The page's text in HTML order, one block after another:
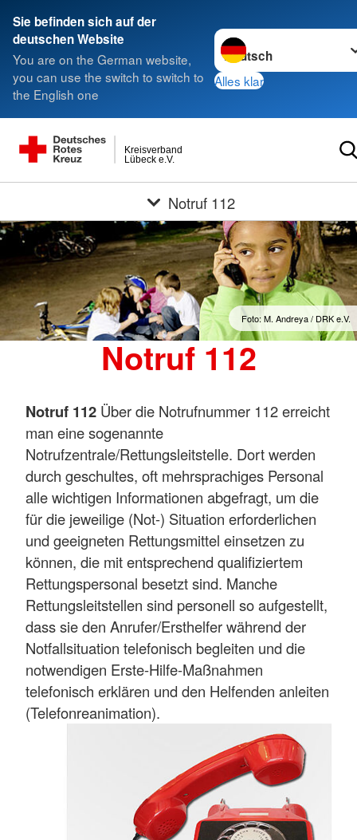
Sie befinden sich auf der
deutschen Website
You are on the German website,
you can use the switch to switch to
the English one
Sprache wechseln zu
Alles klar
Lübeck e.V.
Kreisverband
Notruf 112
Foto: M. Andreya / DRK e.V.
Notruf 112
Notruf 112 Über die Notrufnummer 112 erreicht
man eine sogenannte
Notrufzentrale/Rettungsleitstelle. Dort werden
durch geschultes, oft mehrsprachiges Personal
alle wichtigen Informationen abgefragt, um die
für die jeweilige (Not-) Situation erforderlichen
und geeigneten Rettungsmittel einsetzen zu
können, die mit entsprechend qualifiziertem
Rettungspersonal besetzt sind. Manche
Rettungsleitstellen sind personell so aufgestellt,
dass sie den Anrufer/Ersthelfer während der
Notfallsituation telefonisch begleiten und die
notwendigen Erste-Hilfe-Maßnahmen
telefonisch erklären und den Helfenden anleiten
(Telefonreanimation).